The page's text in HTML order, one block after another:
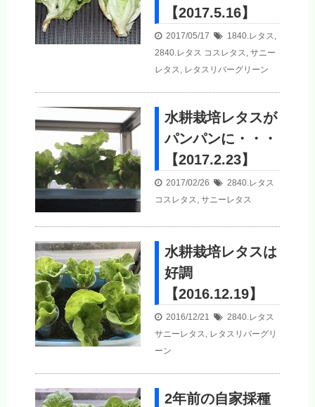
【2017.5.16】
2017/05/17 1840.レタス,
2840.レタス コスレタス, サニー
レタス, レタスリバーグリーン
水耕栽培レタスが
パンパンに・・・
【2017.2.23】
2017/02/26
2840.レタス
コスレタス, サニーレタス
水耕栽培レタスは
好調
【2016.12.19】
2016/12/21
2840.レタス
サニーレタス, レタスリバーグリ
ーン
2年前の自家採種